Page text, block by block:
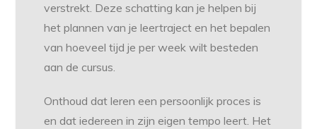
verstrekt. Deze schatting kan je helpen bij
het plannen van je leertraject en het bepalen
van hoeveel tijd je per week wilt besteden
aan de cursus.
Onthoud dat leren een persoonlijk proces is
en dat iedereen in zijn eigen tempo leert. Het